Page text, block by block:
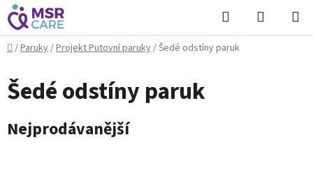
Přejít
na
obsah
Hledat
KOŠÍK
Domů
/Paruky/Projekt Putovní paruky/ Šedé odstíny paruk
Šedé odstíny paruk
Nejprodávanější